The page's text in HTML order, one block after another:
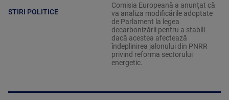
STIRI POLITICE
Comisia Europeană a anunțat că
va analiza modificările adoptate
de Parlament la legea
decarbonizării pentru a stabili
dacă acestea afectează
îndeplinirea jalonului din PNRR
privind reforma sectorului
energetic.